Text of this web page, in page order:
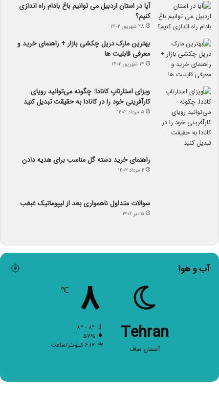
آیا در استان اردبیل می توانیم باغ بادام راه اندازی
کنیم؟
۲۸ شهریور ۱۴۰۲
بهترین مارک دریل چکشی بازار + راهنمای خرید و
معرفی قابلیت ها
۱۴ شهریور ۱۴۰۲
ویزای استارتاپ کانادا: چگونه می‌توانید رویای
کارآفرینی خود را در کانادا به حقیقت تبدیل کنید
۵ مرداد ۱۴۰۲
راهنمای خرید دسته گل مناسب برای هدیه دادن
۲ مرداد ۱۴۰۲
سوالات متداول ناهمواری بعد از لیپوماتیک غبغب
۵ تیر ۱۴۰۲
آب و هوا
Tehran
آسمان صاف
۸
۵۷%
۶.۱۷ کیلومتر/ساعت